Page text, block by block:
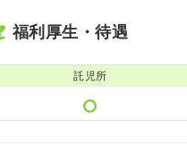
福利厚生・待遇
託児所